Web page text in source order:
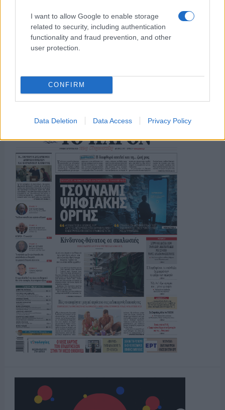
I want to allow Google to enable storage
related to security, including authentication
functionality and fraud prevention, and other
user protection.
CONFIRM
Data Deletion Data Access Privacy Policy
ΟΣΑ ΧΡΕΙΑΖΕΣΑΙ
ΓΙΑ ΤΟ ΚΑΛΟΚΑΙΡΙ ΣΟΥ →
ΤΟ ΠΑΡΟΝ ΤΗΣ ΚΥΡΙΑΚΗΣ